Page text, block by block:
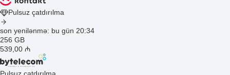
Pulsuz çatdırılma
son yenilənmə: bu gün 20:34
256 GB
539 ,00 ₼